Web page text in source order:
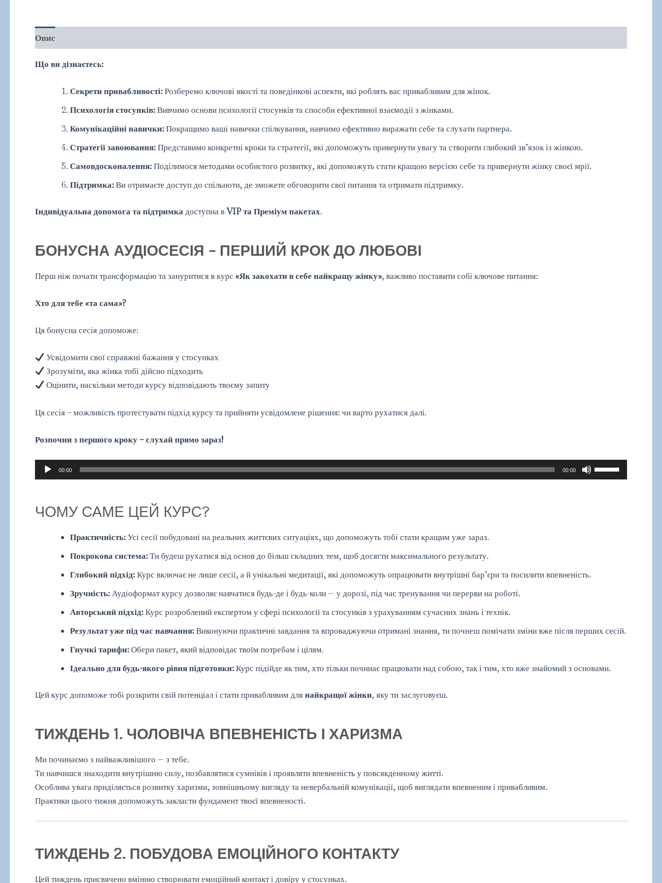
Опис
Що ви дізнаєтесь:
Секрети привабливості:Розберемо ключові якості та поведінкові аспекти, які роблять вас привабливим для жінок.
Психологія стосунків:Вивчимо основи психології стосунків та способи ефективної взаємодії з жінками.
Комунікаційні навички:Покращимо ваші навички спілкування, навчимо ефективно виражати себе та слухати партнера.
Стратегії завоювання:Представимо конкретні кроки та стратегії, які допоможуть привернути увагу та створити глибокий зв’язок із жінкою.
Самовдосконалення:Поділимося методами особистого розвитку, які допоможуть стати кращою версією себе та привернути жінку своєї мрії.
Підтримка:Ви отримаєте доступ до спільноти, де зможете обговорити свої питання та отримати підтримку.
Індивідуальна допомога та підтримкадоступна вVIP та Преміум пакетах.
БОНУСНА АУДІОСЕСІЯ – ПЕРШИЙ КРОК ДО ЛЮБОВІ
Перш ніж почати трансформацію та зануритися в курс «Як закохати в себе найкращу жінку», важливо поставити собі ключове питання:
Хто для тебе «та сама»?
Ця бонусна сесія допоможе:
Усвідомити свої справжні бажання у стосунках
Зрозуміти, яка жінка тобі дійсно підходить
Оцінити, наскільки методи курсу відповідають твоєму запиту
Ця сесія – можливість протестувати підхід курсу та прийняти усвідомлене рішення: чи варто рухатися далі.
Розпочни з першого кроку – слухай прямо зараз!
Аудіопрогравач
00:00 00:00
Використовуйте
клавіші
ЧОМУ САМЕ ЦЕЙ КУРС?
Практичність:Усі сесії побудовані на реальних життєвих ситуаціях, що допоможуть тобі стати кращим уже зараз.
Покрокова система:Ти будеш рухатися від основ до більш складних тем, щоб досягти максимального результату.
Глибокий підхід:Курс включає не лише сесії, а й унікальні медитації, які допоможуть опрацювати внутрішні бар’єри та посилити впевненість.
Зручність:Аудіоформат курсу дозволяє навчатися будь-де і будь-коли — у дорозі, під час тренування чи перерви на роботі.
Авторський підхід:Курс розроблений експертом у сфері психології та стосунків з урахуванням сучасних знань і технік.
Результат уже під час навчання:Виконуючи практичні завдання та впроваджуючи отримані знання, ти почнеш помічати зміни вже після перших сесій.
Гнучкі тарифи:Обери пакет, який відповідає твоїм потребам і цілям.
Ідеально для будь-якого рівня підготовки:Курс підійде як тим, хто тільки починає працювати над собою, так і тим, хто вже знайомий з основами.
Цей курс допоможе тобі розкрити свій потенціал і стати привабливим длянайкращої жінки, яку ти заслуговуєш.
ТИЖДЕНЬ 1. ЧОЛОВІЧА ВПЕВНЕНІСТЬ І ХАРИЗМА
Ми починаємо з найважливішого — з тебе.
Ти навчишся знаходити внутрішню силу, позбавлятися сумнівів і проявляти впевненість у повсякденному житті.
Особлива увага приділяється розвитку харизми, зовнішньому вигляду та невербальній комунікації, щоб виглядати впевненим і привабливим.
Практики цього тижня допоможуть закласти фундамент твоєї впевненості.
ТИЖДЕНЬ 2. ПОБУДОВА ЕМОЦІЙНОГО КОНТАКТУ
Цей тиждень присвячено вмінню створювати емоційний контакт і довіру у стосунках.